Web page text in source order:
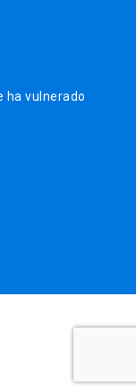
ha vulnerado